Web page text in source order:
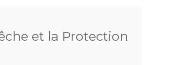
et la Protection